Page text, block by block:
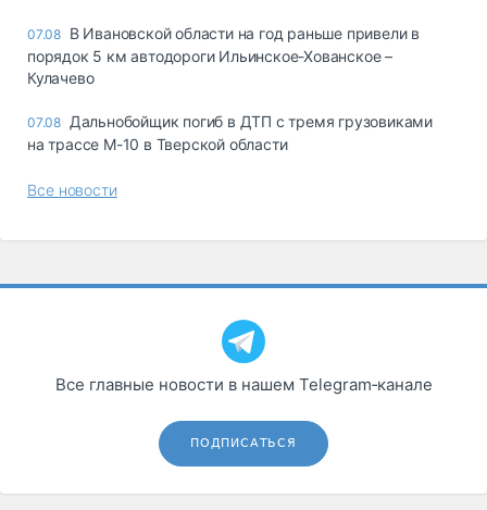
07.08 В Ивановской области на год раньше привели в
порядок 5 км автодороги Ильинское-Хованское –
Кулачево
07.08 Дальнобойщик погиб в ДТП с тремя грузовиками
на трассе М-10 в Тверской области
Все новости
Все главные новости в нашем Telegram‑канале
ПОДПИСАТЬСЯ